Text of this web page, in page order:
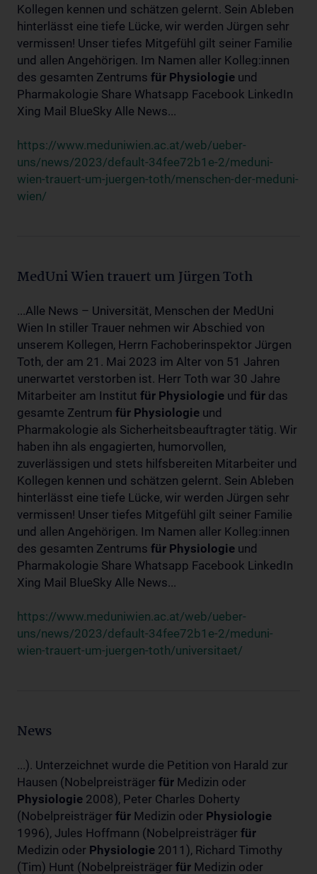
Kollegen kennen und schätzen gelernt. Sein Ableben
hinterlässt eine tiefe Lücke, wir werden Jürgen sehr
vermissen! Unser tiefes Mitgefühl gilt seiner Familie
und allen Angehörigen. Im Namen aller Kolleg:innen
des gesamten Zentrums für Physiologie und
Pharmakologie Share Whatsapp Facebook LinkedIn
Xing Mail BlueSky Alle News...
https://www.meduniwien.ac.at/web/ueber-
uns/news/2023/default-34fee72b1e-2/meduni-
wien-trauert-um-juergen-toth/menschen-der-meduni-
wien/
MedUni Wien trauert um Jürgen Toth
...Alle News – Universität, Menschen der MedUni
Wien In stiller Trauer nehmen wir Abschied von
unserem Kollegen, Herrn Fachoberinspektor Jürgen
Toth, der am 21. Mai 2023 im Alter von 51 Jahren
unerwartet verstorben ist. Herr Toth war 30 Jahre
Mitarbeiter am Institut für Physiologie und für das
gesamte Zentrum für Physiologie und
Pharmakologie als Sicherheitsbeauftragter tätig. Wir
haben ihn als engagierten, humorvollen,
zuverlässigen und stets hilfsbereiten Mitarbeiter und
Kollegen kennen und schätzen gelernt. Sein Ableben
hinterlässt eine tiefe Lücke, wir werden Jürgen sehr
vermissen! Unser tiefes Mitgefühl gilt seiner Familie
und allen Angehörigen. Im Namen aller Kolleg:innen
des gesamten Zentrums für Physiologie und
Pharmakologie Share Whatsapp Facebook LinkedIn
Xing Mail BlueSky Alle News...
https://www.meduniwien.ac.at/web/ueber-
uns/news/2023/default-34fee72b1e-2/meduni-
wien-trauert-um-juergen-toth/universitaet/
News
...). Unterzeichnet wurde die Petition von Harald zur
Hausen (Nobelpreisträger für Medizin oder
Physiologie 2008), Peter Charles Doherty
(Nobelpreisträger für Medizin oder Physiologie
1996), Jules Hoffmann (Nobelpreisträger für
Medizin oder Physiologie 2011), Richard Timothy
(Tim) Hunt (Nobelpreisträger für Medizin oder